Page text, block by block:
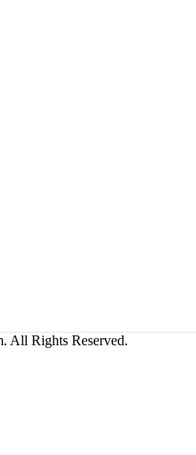
All Rights Reserved.